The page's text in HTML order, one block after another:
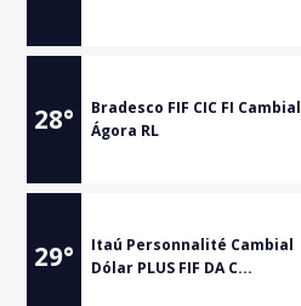
28°
Bradesco FIF CIC FI Cambial
Ágora RL
29°
Itaú Personnalité Cambial
Dólar PLUS FIF DA C...